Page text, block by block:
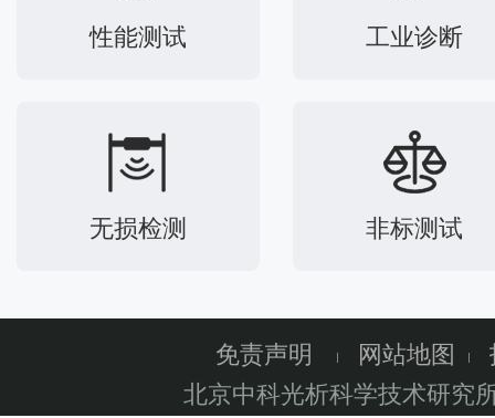
性能测试 工业诊断
无损检测 非标测试
免责声明 网站地图
北京中科光析科学技术研究